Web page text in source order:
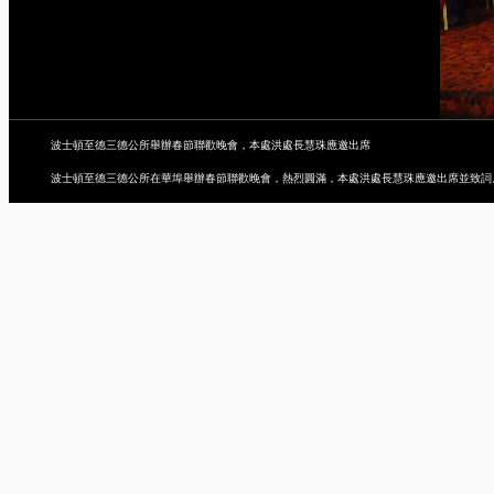
波士頓至德三德公所舉辦春節聯歡晚會，本處洪處長慧珠應邀出席
波士頓至德三德公所在華埠舉辦春節聯歡晚會，熱烈圓滿，本處洪處長慧珠應邀出席並致詞